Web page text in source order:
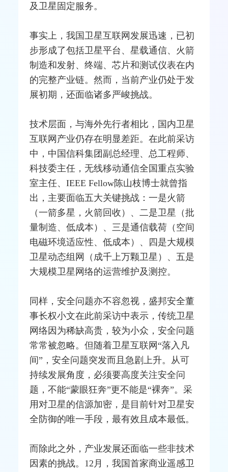
及卫星固定服务。
事实上，我国卫星互联网发展迅速，已初
步形成了包括卫星平台、星载通信、火箭
制造和发射、终端、芯片和测试仪表在内
的完整产业链。然而，当前产业仍处于发
展初期，还面临诸多严峻挑战。
技术层面，与海外先行者相比，国内卫星
互联网产业仍存在明显差距。在此前采访
中， 中国信科集团副总经理、总工程师、
科技委主任，无线移动通信全国重点实验
室主任、IEEE Fellow陈山枝博士就曾指
出，主要面临五大关键挑战：一是火箭
（一箭多星，火箭回收）、二是卫星（批
量制造、低成本）、三是通信载荷（空间
电磁环境适应性、低成本）、四是大规模
卫星动态组网（成千上万颗卫星）、五是
大规模卫星网络的运营维护及测控。
同样，安全问题亦不容忽视，盛邦安全董
事长权小文在此前采访中表示，传统卫星
网络因为稀缺高贵，较为小众，安全问题
常常被忽略。但随着卫星互联网“落入凡
间”，安全问题突发而且急剧上升。从可
持续发展角度，必须要高度关注安全问
题，不能“蒙眼狂奔”更不能是“裸奔”。采
用对卫星的信源加密，是目前针对卫星安
全防御的唯一手段，最有效且成本最低。
而除此之外，产业发展还面临一些非技术
因素的挑战。12月，我国首家商业遥感卫